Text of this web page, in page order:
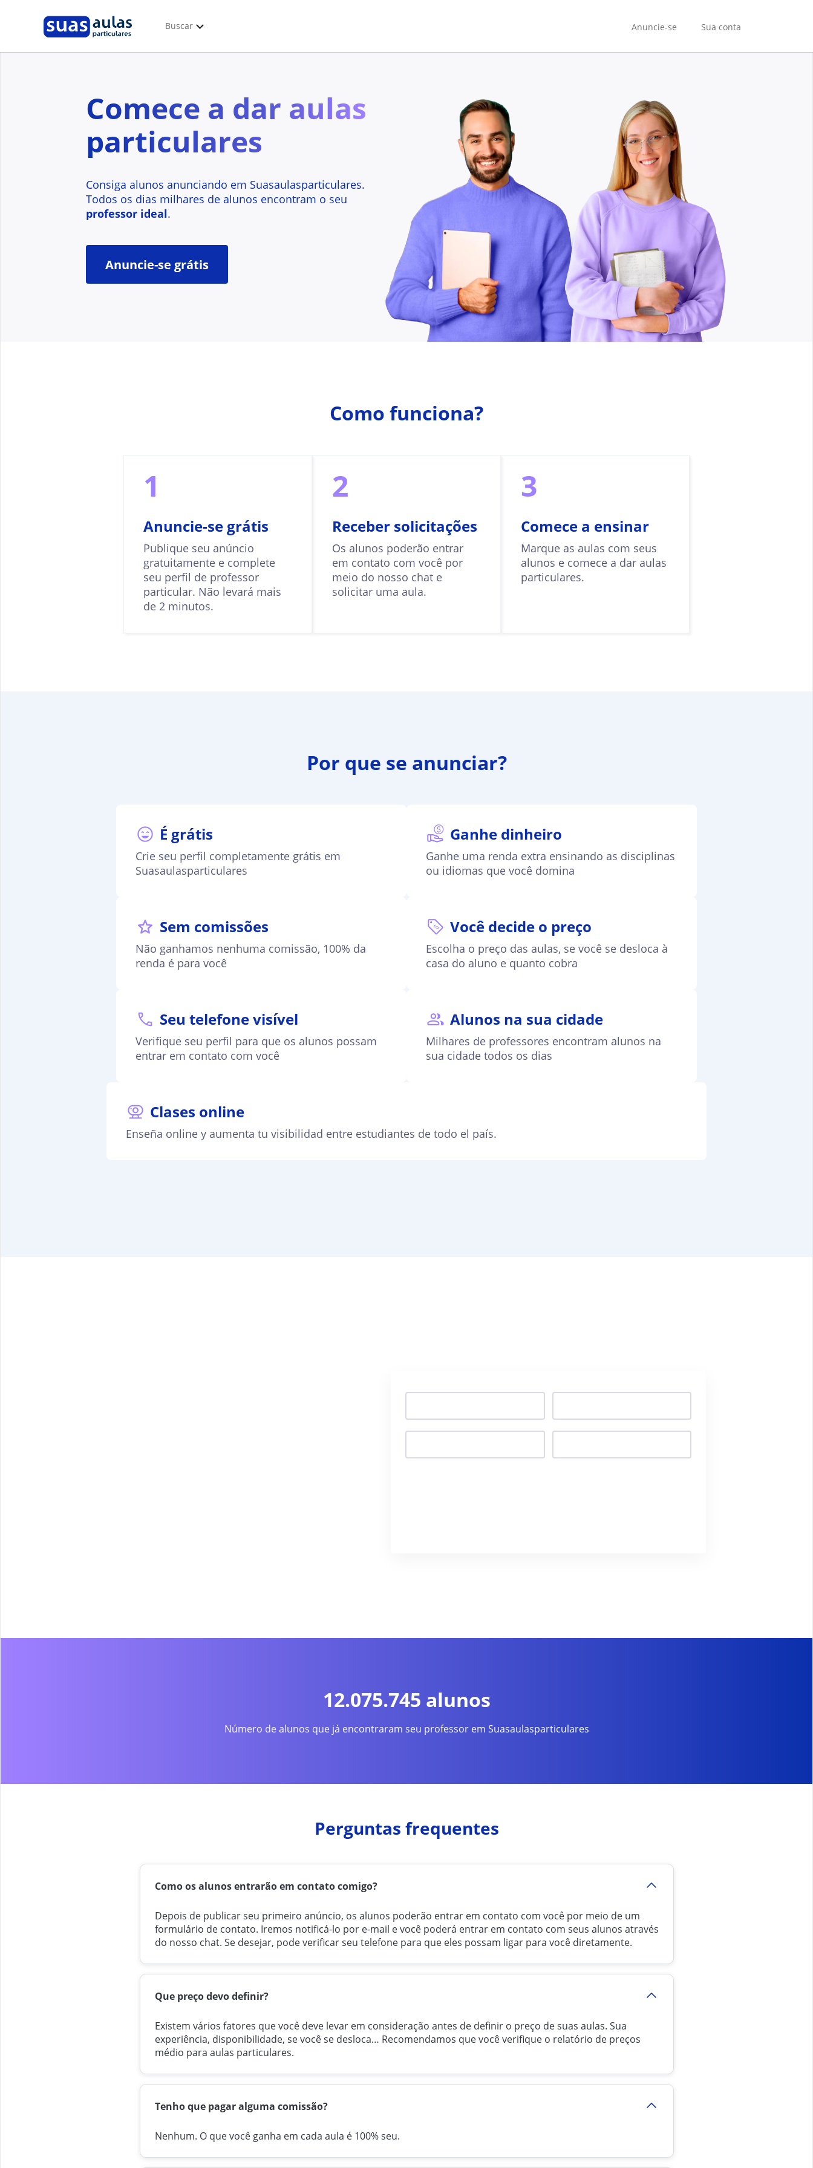
Buscar Anuncie-se Sua conta
Comece a dar aulas
particulares
Consiga alunos anunciando em Suasaulasparticulares.
Todos os dias milhares de alunos encontram o seu
professor ideal.
Anuncie-se grátis
Como funciona?
1
Anuncie-se grátis
Publique seu anúncio
gratuitamente e complete
seu perfil de professor
particular. Não levará mais
de 2 minutos.
2
Receber solicitações
Os alunos poderão entrar
em contato com você por
meio do nosso chat e
solicitar uma aula.
3
Comece a ensinar
Marque as aulas com seus
alunos e comece a dar aulas
particulares.
Por que se anunciar?
É grátis
Crie seu perfil completamente grátis em
Suasaulasparticulares
Ganhe dinheiro
Ganhe uma renda extra ensinando as disciplinas
ou idiomas que você domina
Sem comissões
Não ganhamos nenhuma comissão, 100% da
renda é para você
Você decide o preço
Escolha o preço das aulas, se você se desloca à
casa do aluno e quanto cobra
Seu telefone visível
Verifique seu perfil para que os alunos possam
entrar em contato com você
Alunos na sua cidade
Milhares de professores encontram alunos na
sua cidade todos os dias
Clases online
Enseña online y aumenta tu visibilidad entre estudiantes de todo el país.
12.075.745 alunos
Número de alunos que já encontraram seu professor em Suasaulasparticulares
Perguntas frequentes
Como os alunos entrarão em contato comigo?
Depois de publicar seu primeiro anúncio, os alunos poderão entrar em contato com você por meio de um
formulário de contato. Iremos notificá-lo por e-mail e você poderá entrar em contato com seus alunos através
do nosso chat. Se desejar, pode verificar seu telefone para que eles possam ligar para você diretamente.
Que preço devo definir?
Existem vários fatores que você deve levar em consideração antes de definir o preço de suas aulas. Sua
experiência, disponibilidade, se você se desloca… Recomendamos que você verifique o relatório de preços
médio para aulas particulares.
Tenho que pagar alguma comissão?
Nenhum. O que você ganha em cada aula é 100% seu.